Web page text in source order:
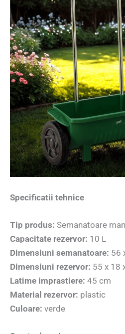
Specificatii tehnice
Tip produs: Semanatoare
Capacitate rezervor: 10 L
Dimensiuni semanatoare: 56
Dimensiuni rezervor: 55 x 18
Latime imprastiere: 45 cm
Material rezervor: plastic
Culoare: verde